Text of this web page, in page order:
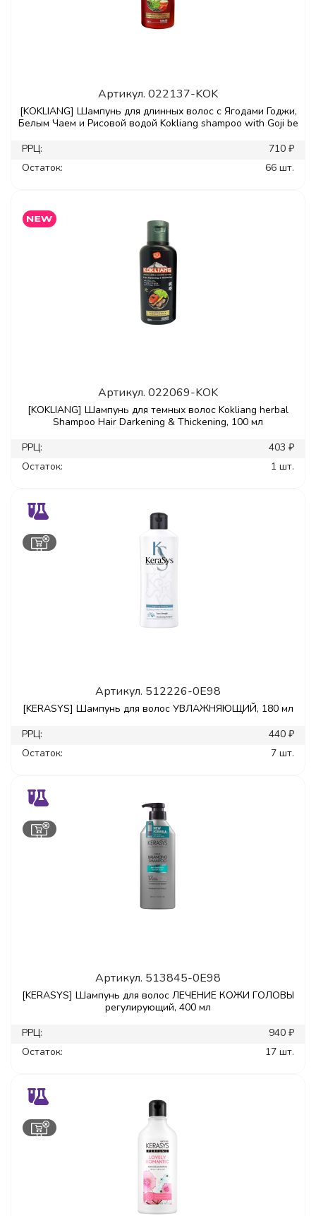
Артикул. 022137-KOK
[KOKLIANG] Шампунь для длинных волос с Ягодами Годжи,
Белым Чаем и Рисовой водой Kokliang shampoo with Goji be
РРЦ:
710 ₽
Остаток:
66 шт.
Артикул. 022069-KOK
[KOKLIANG] Шампунь для темных волос Kokliang herbal
Shampoo Hair Darkening & Thickening, 100 мл
РРЦ:
403 ₽
Остаток:
1 шт.
Артикул. 512226-0E98
[KERASYS] Шампунь для волос УВЛАЖНЯЮЩИЙ, 180 мл
РРЦ:
440 ₽
Остаток:
7 шт.
Артикул. 513845-0E98
[KERASYS] Шампунь для волос ЛЕЧЕНИЕ КОЖИ ГОЛОВЫ
регулирующий, 400 мл
РРЦ:
940 ₽
Остаток:
17 шт.